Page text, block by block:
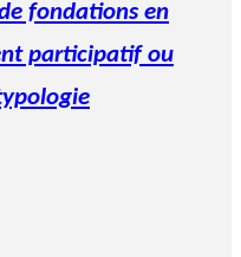
fondations en
participatif ou